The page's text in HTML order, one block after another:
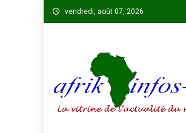
Skip
to
vendredi, août 07, 2026